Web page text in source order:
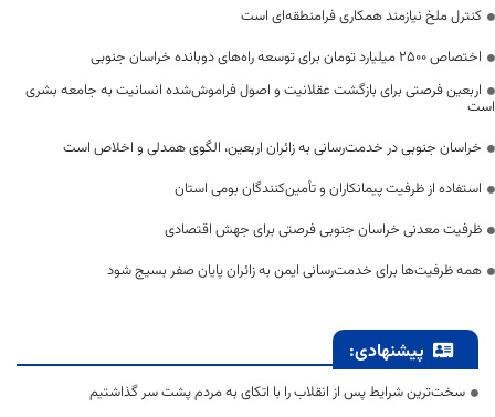
کنترل ملخ نیازمند همکاری فرامنطقه‌ای است
اختصاص 2500 میلیارد تومان برای توسعه راه‌های دوبانده خراسان جنوبی
اربعین فرصتی برای بازگشت عقلانیت و اصول فراموش‌شده انسانیت به جامعه بشری
است
خراسان جنوبی در خدمت‌رسانی به زائران اربعین، الگوی همدلی و اخلاص است
استفاده از ظرفیت پیمانکاران و تأمین‌کنندگان بومی استان
ظرفیت معدنی خراسان جنوبی فرصتی برای جهش اقتصادی
همه ظرفیت‌ها برای خدمت‌رسانی ایمن به زائران پایان صفر بسیج شود
پیشنهادی:
سخت‌ترین شرایط پس از انقلاب را با اتکای به مردم پشت سر گذاشتیم